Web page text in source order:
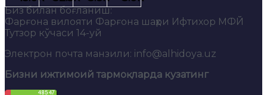
Биз билан боғланиш:
Фарғона вилояти Фарғона шаҳри Ифтихор МФЙ
Тутзор кўчаси 14-уй
Электрон почта манзили: info@alhidoya.uz
Бизни ижтимоий тармоқларда кузатинг